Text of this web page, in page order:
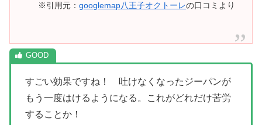
※引用元：googlemap八王子オクトーレの口コミより
すごい効果ですね！ 吐けなくなったジーパンが
もう一度はけるようになる。これがどれだけ苦労
することか！